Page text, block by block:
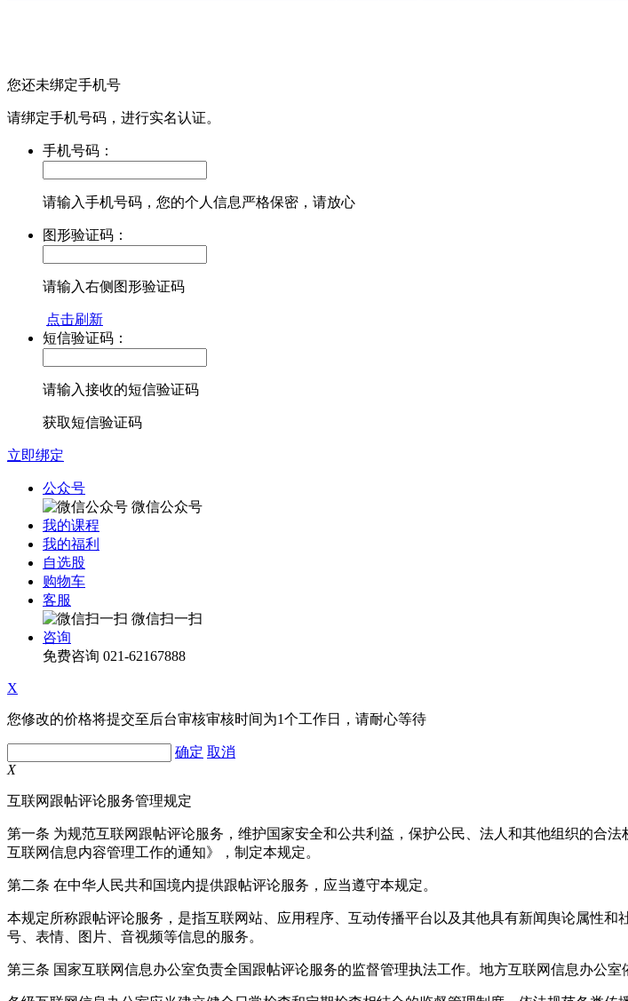
您还未绑定手机号
请绑定手机号码，进行实名认证。
手机号码：
请输入手机号码，您的个人信息严格保密，请放心
图形验证码：
请输入右侧图形验证码
点击刷新
短信验证码：
请输入接收的短信验证码
获取短信验证码
立即绑定
公众号
微信公众号
我的课程
我的福利
自选股
购物车
客服
微信扫一扫
咨询
免费咨询 021-62167888
X
您修改的价格将提交至后台审核审核时间为1个工作日，请耐心等待
确定 取消
X
互联网跟帖评论服务管理规定
第一条 为规范互联网跟帖评论服务，维护国家安全和公共利益，保护公民、法人和其他组织的合
互联网信息内容管理工作的通知》，制定本规定。
第二条 在中华人民共和国境内提供跟帖评论服务，应当遵守本规定。
本规定所称跟帖评论服务，是指互联网站、应用程序、互动传播平台以及其他具有新闻舆论属性
号、表情、图片、音视频等信息的服务。
第三条 国家互联网信息办公室负责全国跟帖评论服务的监督管理执法工作。地方互联网信息办公